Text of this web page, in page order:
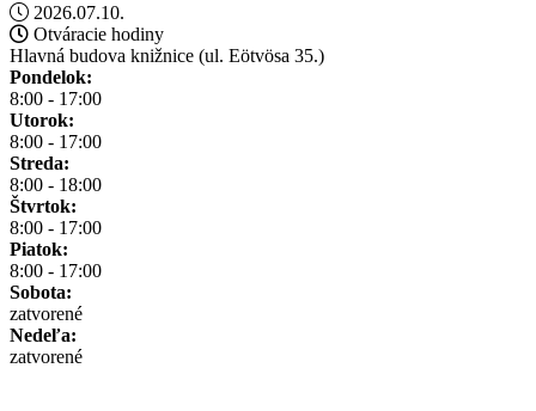
2026.07.10.
Otváracie hodiny
Hlavná budova knižnice (ul. Eötvösa 35.)
Pondelok:
8:00 - 17:00
Utorok:
8:00 - 17:00
Streda:
8:00 - 18:00
Štvrtok:
8:00 - 17:00
Piatok:
8:00 - 17:00
Sobota:
zatvorené
Nedeľa:
zatvorené